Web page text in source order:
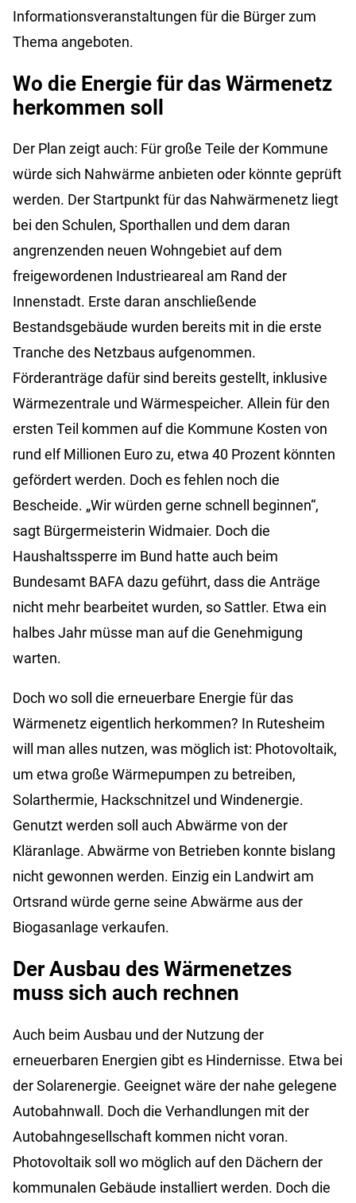
Informationsveranstaltungen für die Bürger zum
Thema angeboten.
Wo die Energie für das Wärmenetz
herkommen soll
Der Plan zeigt auch: Für große Teile der Kommune
würde sich Nahwärme anbieten oder könnte geprüft
werden. Der Startpunkt für das Nahwärmenetz liegt
bei den Schulen, Sporthallen und dem daran
angrenzenden neuen Wohngebiet auf dem
freigewordenen Industrieareal am Rand der
Innenstadt. Erste daran anschließende
Bestandsgebäude wurden bereits mit in die erste
Tranche des Netzbaus aufgenommen.
Förderanträge dafür sind bereits gestellt, inklusive
Wärmezentrale und Wärmespeicher. Allein für den
ersten Teil kommen auf die Kommune Kosten von
rund elf Millionen Euro zu, etwa 40 Prozent könnten
gefördert werden. Doch es fehlen noch die
Bescheide. „Wir würden gerne schnell beginnen“,
sagt Bürgermeisterin Widmaier. Doch die
Haushaltssperre im Bund hatte auch beim
Bundesamt BAFA dazu geführt, dass die Anträge
nicht mehr bearbeitet wurden, so Sattler. Etwa ein
halbes Jahr müsse man auf die Genehmigung
warten.
Doch wo soll die erneuerbare Energie für das
Wärmenetz eigentlich herkommen? In Rutesheim
will man alles nutzen, was möglich ist: Photovoltaik,
um etwa große Wärmepumpen zu betreiben,
Solarthermie, Hackschnitzel und Windenergie.
Genutzt werden soll auch Abwärme von der
Kläranlage. Abwärme von Betrieben konnte bislang
nicht gewonnen werden. Einzig ein Landwirt am
Ortsrand würde gerne seine Abwärme aus der
Biogasanlage verkaufen.
Der Ausbau des Wärmenetzes
muss sich auch rechnen
Auch beim Ausbau und der Nutzung der
erneuerbaren Energien gibt es Hindernisse. Etwa bei
der Solarenergie. Geeignet wäre der nahe gelegene
Autobahnwall. Doch die Verhandlungen mit der
Autobahngesellschaft kommen nicht voran.
Photovoltaik soll wo möglich auf den Dächern der
kommunalen Gebäude installiert werden. Doch die